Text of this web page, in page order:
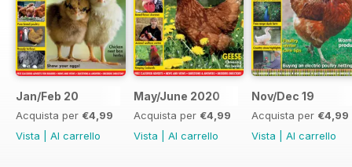
Jan/Feb 20
Acquista per €4,99
Vista
Al carrello
May/June 2020
Acquista per €4,99
Vista
Al carrello
Nov/Dec 19
Acquista per €4,99
Vista
Al carrello